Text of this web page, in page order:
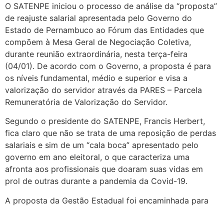
O SATENPE iniciou o processo de análise da “proposta”
de reajuste salarial apresentada pelo Governo do
Estado de Pernambuco ao Fórum das Entidades que
compõem à Mesa Geral de Negociação Coletiva,
durante reunião extraordinária, nesta terça-feira
(04/01). De acordo com o Governo, a proposta é para
os níveis fundamental, médio e superior e visa a
valorização do servidor através da PARES – Parcela
Remuneratória de Valorização do Servidor.
Segundo o presidente do SATENPE, Francis Herbert,
fica claro que não se trata de uma reposição de perdas
salariais e sim de um “cala boca” apresentado pelo
governo em ano eleitoral, o que caracteriza uma
afronta aos profissionais que doaram suas vidas em
prol de outras durante a pandemia da Covid-19.
A proposta da Gestão Estadual foi encaminhada para